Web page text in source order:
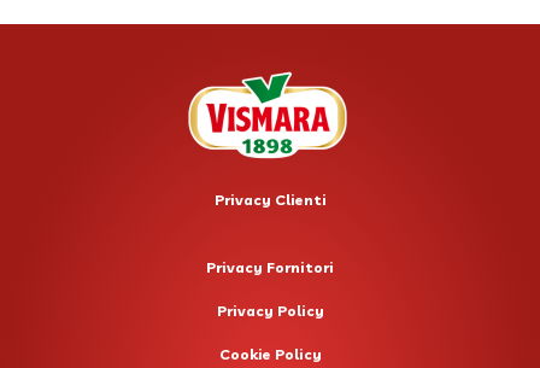
Privacy Clienti
Privacy Fornitori
Privacy Policy
Cookie Policy